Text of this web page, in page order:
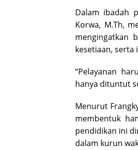
Dalam ibadah
Korwa, M.Th,
mengingatkan
kesetiaan, serta
“Pelayanan
hanya dituntut
Menurut
membentuk
pendidikan ini
dalam kurun